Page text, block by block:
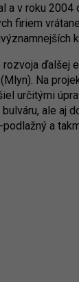
v roku 2004
firiem
ďalšej
(Mlyn). Na
určitými
ale aj
a